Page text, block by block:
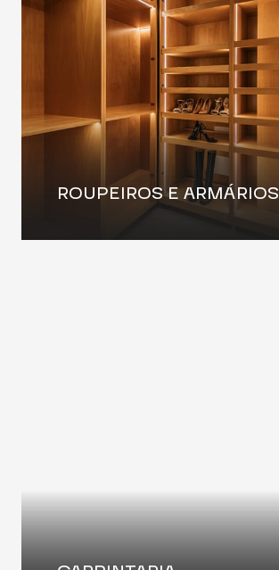
ROUPEIROS E ARMÁRIOS